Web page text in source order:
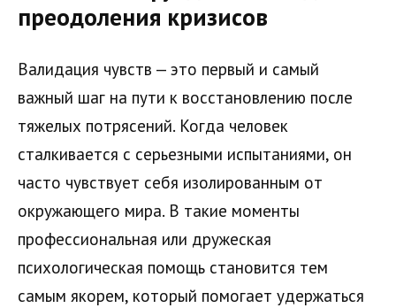
преодоления кризисов
Валидация чувств — это первый и самый
важный шаг на пути к восстановлению после
тяжелых потрясений. Когда человек
сталкивается с серьезными испытаниями, он
часто чувствует себя изолированным от
окружающего мира. В такие моменты
профессиональная или дружеская
психологическая помощь становится тем
самым якорем, который помогает удержаться